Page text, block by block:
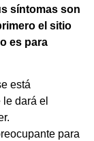
síntomas son
el sitio
es para
está
dará el
para